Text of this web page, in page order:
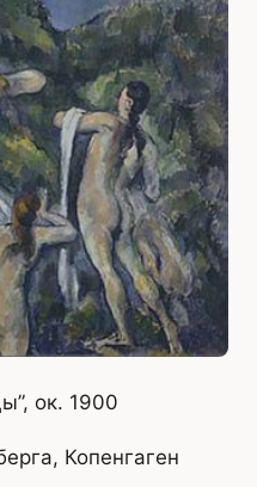
ок. 1900
Копенгаген